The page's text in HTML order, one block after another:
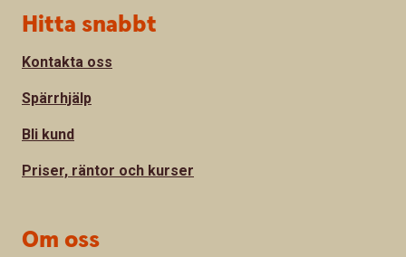
Sidfot
Hitta snabbt
Kontakta oss
Spärrhjälp
Bli kund
Priser, räntor och kurser
Om oss